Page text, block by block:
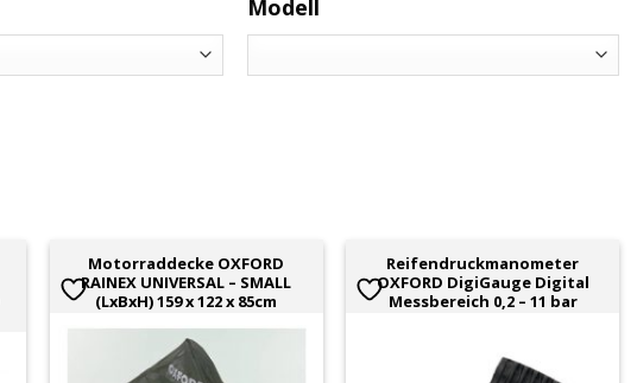
Modell
Motorraddecke OXFORD
RAINEX UNIVERSAL – SMALL
(LxBxH) 159 x 122 x 85cm
Reifendruckmanometer
OXFORD DigiGauge Digital
Messbereich 0,2 – 11 bar